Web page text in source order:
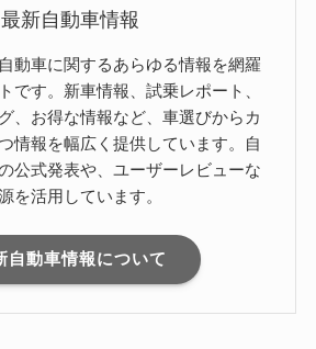
最新自動車情報
動車に関するあらゆる情報を網羅
です。新車情報、試乗レポート、
、お得な情報など、車選びからカ
情報を幅広く提供しています。自
公式発表や、ユーザーレビューな
を活用しています。
自動車情報について